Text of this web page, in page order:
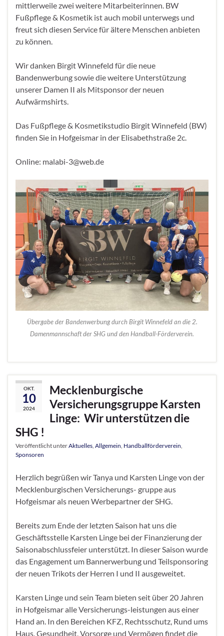
mittlerweile zwei weitere Mitarbeiterinnen. BW
Fußpflege & Kosmetik ist auch mobil unterwegs und
freut sich diesen Service für ältere Menschen anbieten
zu können.
Wir danken Birgit Winnefeld für die neue
Bandenwerbung sowie die weitere Unterstützung
unserer Damen II als Mitsponsor der neuen
Aufwärmshirts.
Das Fußpflege & Kosmetikstudio Birgit Winnefeld (BW)
finden Sie in Hofgeismar in der Elisabethstraße 2c.
Online: malabi-3@web.de
Übergabe der Bandenwerbung durch Birgit Winnefeld an die 2.
Damenmannschaft der SHG und den Handball-Förderverein.
OKT.
10
2024
Mecklenburgische
Versicherungsgruppe Karsten
Linge: Wir unterstützen die
SHG !
Veröffentlicht unterAktuelles Allgemein Handballförderverein
Sponsoren
Herzlich begrüßen wir Tanya und Karsten Linge von der
Mecklenburgischen Versicherungs- gruppe aus
Hofgeismar als neuen Werbepartner der SHG.
Bereits zum Ende der letzten Saison hat uns die
Geschäftsstelle Karsten Linge bei der Finanzierung der
Saisonabschlussfeier unterstützt. In dieser Saison wurde
das Engagement um Bannerwerbung und Teilsponsoring
der neuen Trikots der Herren I und II ausgeweitet.
Karsten Linge und sein Team bieten seit über 20 Jahren
in Hofgeismar alle Versicherungs-leistungen aus einer
Hand an. In den Bereichen KFZ, Rechtsschutz, Rund ums
Haus, Gesundheit, Vorsorge und Vermögen findet die